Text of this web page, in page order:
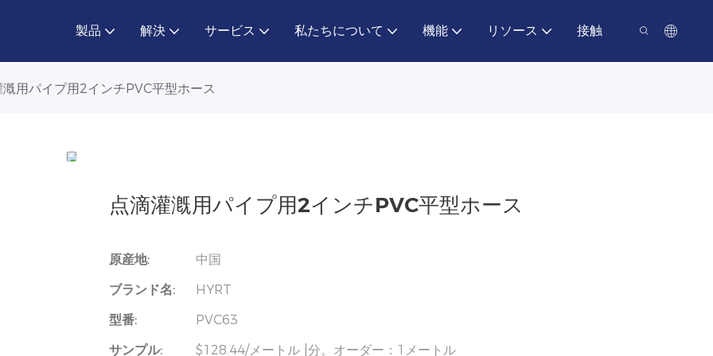
製品 解決 サービス 私たちについて 機能 リソース 接触
用パイプ用2インチPVC平型ホース
点滴灌漑用パイプ用2インチPVC平型ホース
原産地:
中国
ブランド名:
HYRT
型番:
PVC63
サンプル:
$128.44/メートル |分。オーダー：1メートル